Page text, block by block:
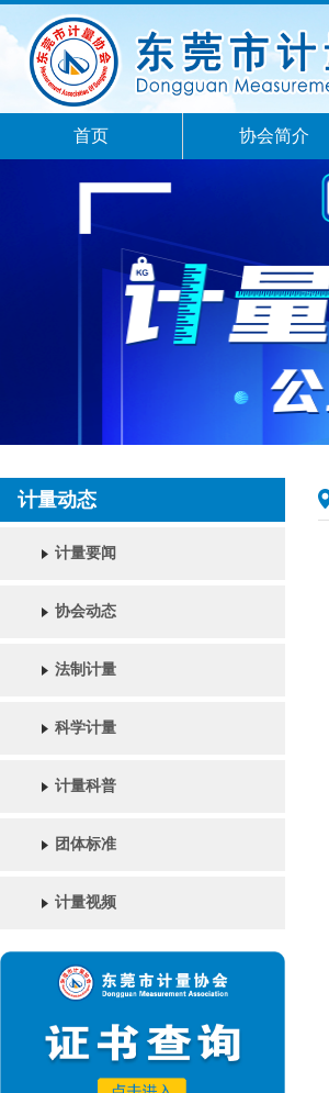
首页 协会简介
计量动态
计量要闻
协会动态
法制计量
科学计量
计量科普
团体标准
计量视频